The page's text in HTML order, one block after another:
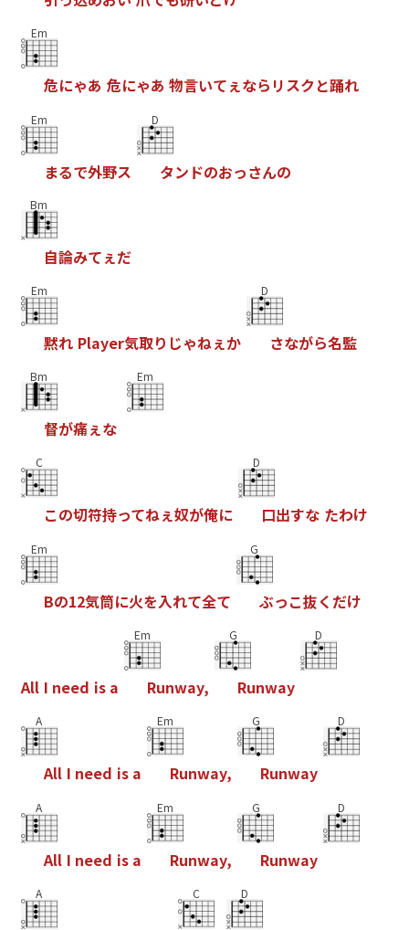
Em
危にゃあ 危にゃあ 物言いてぇなら リスクと踊れ
Em
まるで外野ス
D
タン ドのおっさんの
Bm
自論みてぇだ
Em
黙れ Player気取り じゃねぇか
D
さながら名監
Bm
督が痛ぇ な
Em
C
この切符持ってねぇ奴が俺に
D
口出すな たわけ
Em
Bの12気筒に火を入れて全て
G
ぶっこ抜く だけ
All I need is a
Em
Runway,
G
Runway
D
A
All I need is a
Em
Runway,
G
Runway
D
A
All I need is a
Em
Runway,
G
Runway
D
A C D